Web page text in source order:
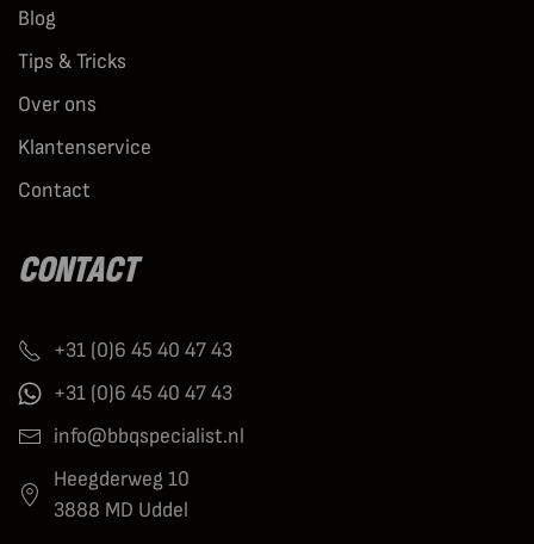
Blog
Tips & Tricks
Over ons
Klantenservice
Contact
CONTACT
+31 (0)6 45 40 47 43
+31 (0)6 45 40 47 43
info@bbqspecialist.nl
Heegderweg 10
3888 MD Uddel